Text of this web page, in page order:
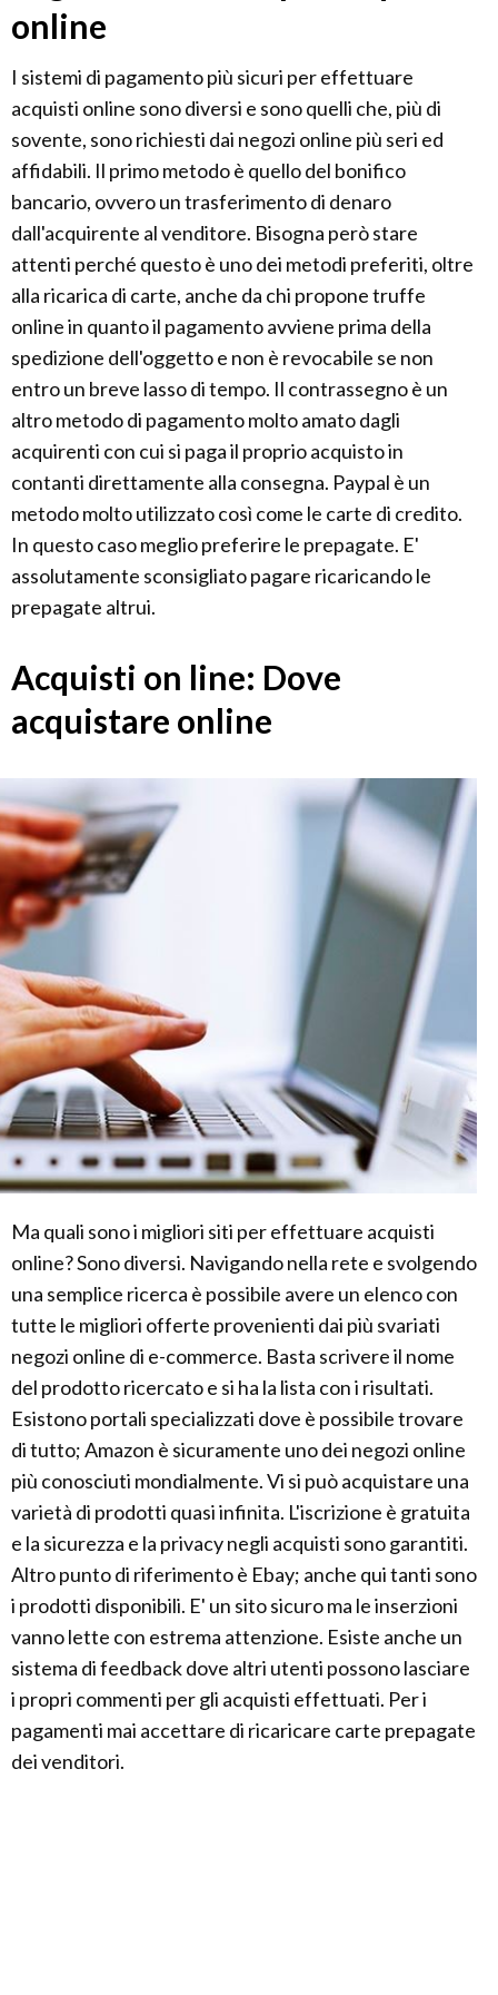
online
I sistemi di pagamento più sicuri per effettuare
acquisti online sono diversi e sono quelli che, più di
sovente, sono richiesti dai negozi online più seri ed
affidabili. Il primo metodo è quello del bonifico
bancario, ovvero un trasferimento di denaro
dall'acquirente al venditore. Bisogna però stare
attenti perché questo è uno dei metodi preferiti, oltre
alla ricarica di carte, anche da chi propone truffe
online in quanto il pagamento avviene prima della
spedizione dell'oggetto e non è revocabile se non
entro un breve lasso di tempo. Il contrassegno è un
altro metodo di pagamento molto amato dagli
acquirenti con cui si paga il proprio acquisto in
contanti direttamente alla consegna. Paypal è un
metodo molto utilizzato così come le carte di credito.
In questo caso meglio preferire le prepagate. E'
assolutamente sconsigliato pagare ricaricando le
prepagate altrui.
Acquisti on line: Dove
acquistare online
Ma quali sono i migliori siti per effettuare acquisti
online? Sono diversi. Navigando nella rete e svolgendo
una semplice ricerca è possibile avere un elenco con
tutte le migliori offerte provenienti dai più svariati
negozi online di e-commerce. Basta scrivere il nome
del prodotto ricercato e si ha la lista con i risultati.
Esistono portali specializzati dove è possibile trovare
di tutto; Amazon è sicuramente uno dei negozi online
più conosciuti mondialmente. Vi si può acquistare una
varietà di prodotti quasi infinita. L'iscrizione è gratuita
e la sicurezza e la privacy negli acquisti sono garantiti.
Altro punto di riferimento è Ebay; anche qui tanti sono
i prodotti disponibili. E' un sito sicuro ma le inserzioni
vanno lette con estrema attenzione. Esiste anche un
sistema di feedback dove altri utenti possono lasciare
i propri commenti per gli acquisti effettuati. Per i
pagamenti mai accettare di ricaricare carte prepagate
dei venditori.